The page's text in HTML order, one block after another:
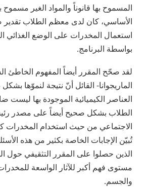
المسموح بها قانوناً والمواد الغير
الأساسي، كان لدى معظم الطلاب تقدير
استعمال المخدرات على الوضع الغذائي
بواسطة البرنامج.
لقد صحّح المقرر أيضاً المفهوم الخاطئ
الماريجوانا- القائل أنّ نتيجة لنموّها
العناصر الكيميائية الموجودة بها ليست
الطلاب بشكل صحيح أيضاً على مصدر
الاجتماعي من حيث استخدام المخدرات
تُبيّن الإجابات الخاصة بكثير من هذه
الذين حصلوا على المقرر التثقيفي حول
مستوى فهم أكبر للآثار الواسعة
والجسم.